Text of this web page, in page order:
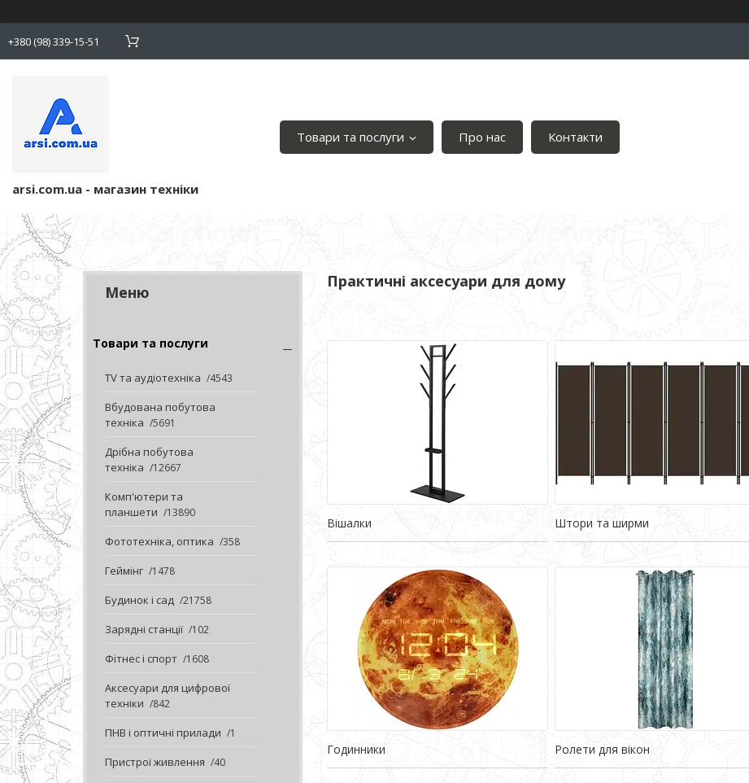
+380 (98) 339-15-51
arsi.com.ua - магазин техніки
Товари та послуги Про нас Контакти
Товари та послуги
TV та аудіотехніка 4543
Вбудована побутова
техніка
5691
Дрібна побутова
техніка
12667
Комп'ютери та
планшети
13890
Фототехніка, оптика 358
Геймінг 1478
Будинок і сад 21758
Зарядні станції 102
Фітнес і спорт 1608
Аксесуари для цифрової
техніки
842
ПНВ і оптичні прилади 1
Пристрої живлення 40
Практичні аксесуари для дому
Вішалки Штори та ширми
Годинники Ролети для вікон